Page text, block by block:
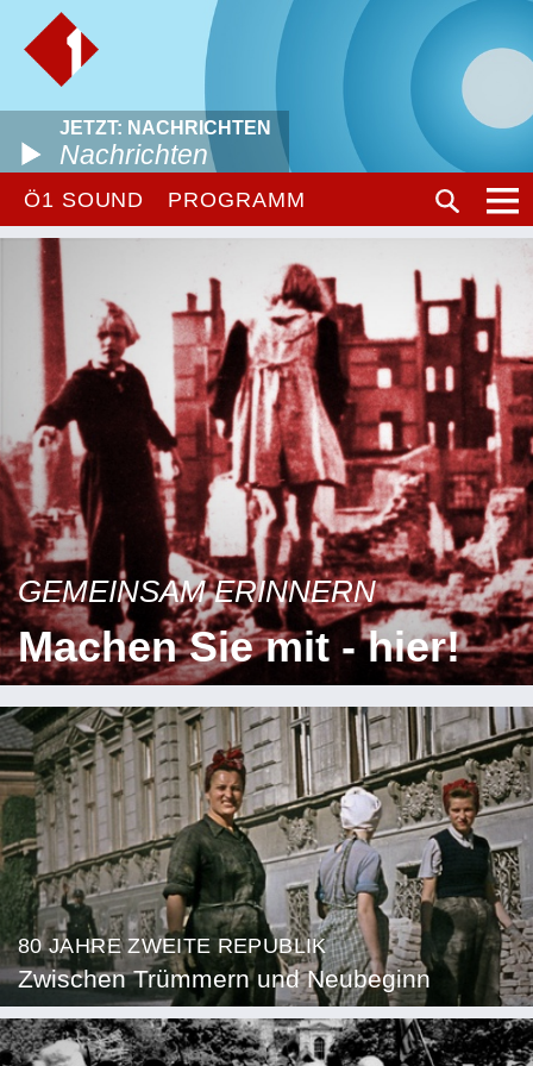
JETZT: NACHRICHTEN
Nachrichten
Ö1 SOUND PROGRAMM
GEMEINSAM ERINNERN
Machen Sie mit - hier!
80 JAHRE ZWEITE REPUBLIK
Zwischen Trümmern und Neubeginn